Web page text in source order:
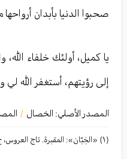
صحبوا الدنيا بأبدان
يا كميل، أولئك خلفاء
إلى رؤيتهم، أستغفر الله لي
المصدر الأصلي: الخصال /
(١) «الجَبّان»: المقبرة. تاج العروس، ج١٨، ص١٠٣.